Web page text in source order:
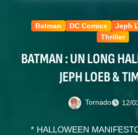
Batman DC Comics
Jeph
Thriller
BATMAN : UN LONG
JEPH LOEB &
Tornado 12/
* HALLOWEEN